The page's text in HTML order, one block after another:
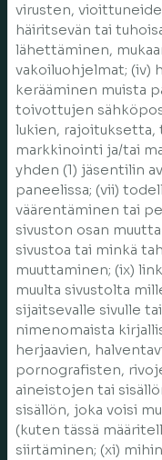
virusten,
häiritsevän tai
lähettäminen,
vakoiluohjelmat; (iv)
kerääminen muista
toivottujen
lukien,
markkinointi ja/tai
yhden (1) jäsentilin
paneelissa; (vii)
väärentäminen tai
sivuston osan
sivustoa tai minkä
muuttaminen; (ix)
muulta sivustolta
sijaitsevalle sivulle
nimenomaista
herjaavien,
pornografisten,
aineistojen tai
sisällön, joka voisi
(kuten tässä
siirtäminen; (xi)